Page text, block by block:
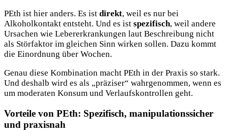
PEth ist hier anders. Es ist direkt, weil es nur bei
Alkoholkontakt entsteht. Und es ist spezifisch, weil andere
Ursachen wie Lebererkrankungen laut Beschreibung nicht
als Störfaktor im gleichen Sinn wirken sollen. Dazu kommt
die Einordnung über Wochen.
Genau diese Kombination macht PEth in der Praxis so stark.
Und deshalb wird es als „präziser“ wahrgenommen, wenn es
um moderaten Konsum und Verlaufskontrollen geht.
Vorteile von PEth: Spezifisch, manipulationssicher
und praxisnah